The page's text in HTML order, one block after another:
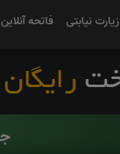
زیارت نیابتی فاتحه آنلاین